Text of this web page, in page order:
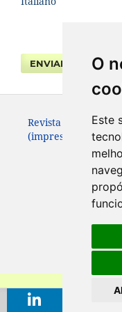
O
Este
ENVIAR
Revista da
(impresso – até